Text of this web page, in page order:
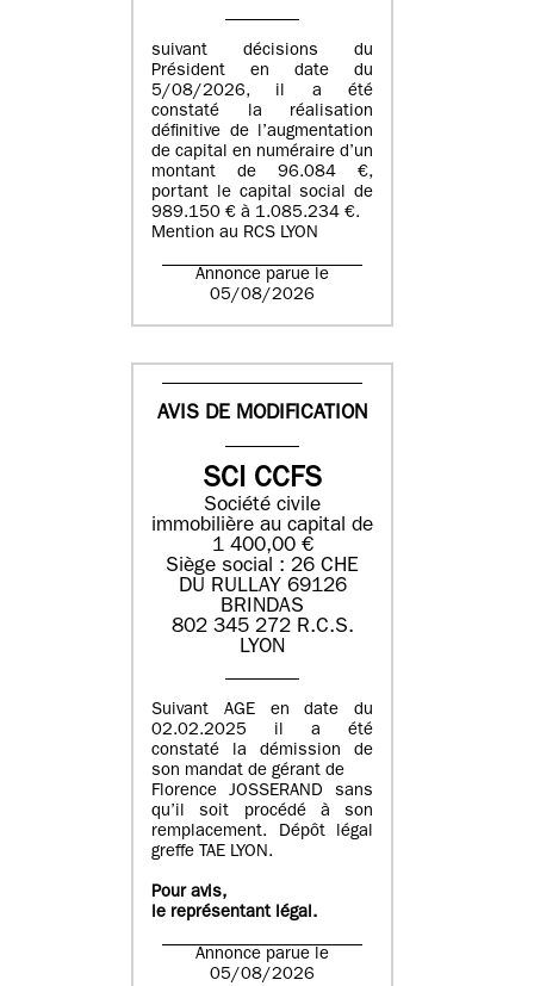
suivant décisions du
Président en date du
5/08/2026, il a été
constaté la réalisation
définitive de l’augmentation
de capital en numéraire d’un
montant de 96.084 €,
portant le capital social de
989.150 € à 1.085.234 €.
Mention au RCS LYON
Annonce parue le
05/08/2026
AVIS DE MODIFICATION
SCI CCFS
Société civile
immobilière au capital de
1 400,00 €
Siège social : 26 CHE
DU RULLAY 69126
BRINDAS
802 345 272 R.C.S.
LYON
Suivant AGE en date du
02.02.2025 il a été
constaté la démission de
son mandat de gérant de
Florence JOSSERAND sans
qu’il soit procédé à son
remplacement. Dépôt légal
greffe TAE LYON.
Pour avis,
le représentant légal.
Annonce parue le
05/08/2026